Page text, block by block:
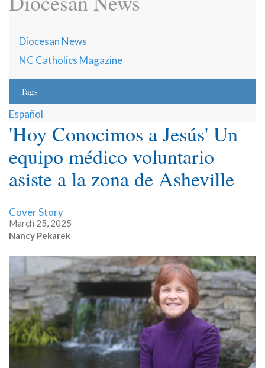
Diocesan News
NC Catholics Magazine
Tags
Español
'Hoy Conocimos a Jesús' Un
equipo médico voluntario
asiste a la zona de Asheville
Cover Story
March 25, 2025
Nancy Pekarek